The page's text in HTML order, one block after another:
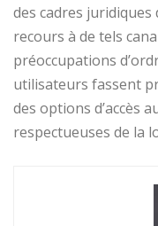
des cadres juridiques
recours à de tels
préoccupations
utilisateurs fassent
des options d’accès
respectueuses de la